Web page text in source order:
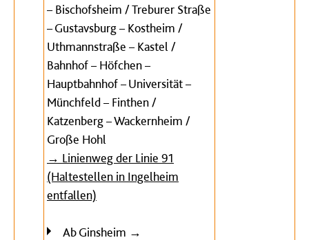
– Bischofsheim / Treburer Straße
– Gustavsburg – Kostheim /
Uthmannstraße – Kastel /
Bahnhof – Höfchen –
Hauptbahnhof – Universität –
Münchfeld – Finthen /
Katzenberg – Wackernheim /
Große Hohl
→ Linienweg der Linie 91
(Haltestellen in Ingelheim
entfallen)
Ab Ginsheim →